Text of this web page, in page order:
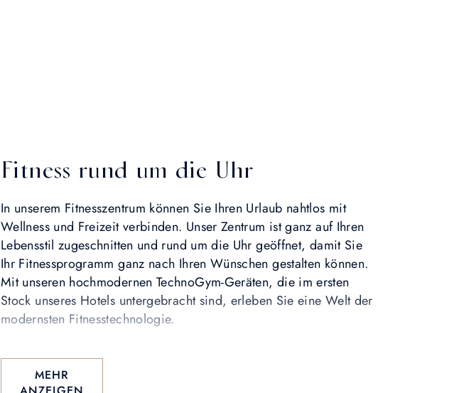
Fitness rund um die Uhr
In unserem Fitnesszentrum können Sie Ihren Urlaub nahtlos mit
Wellness und Freizeit verbinden. Unser Zentrum ist ganz auf Ihren
Lebensstil zugeschnitten und rund um die Uhr geöffnet, damit Sie
Ihr Fitnessprogramm ganz nach Ihren Wünschen gestalten können.
Mit unseren hochmodernen TechnoGym-Geräten, die im ersten
Stock unseres Hotels untergebracht sind, erleben Sie eine Welt der
modernsten Fitnesstechnologie.
Gönnen Sie sich nach einem intensiven Workout einen kurzen
Moment der Ruhe und lassen Sie sich von einem erfrischenden Bad
MEHR